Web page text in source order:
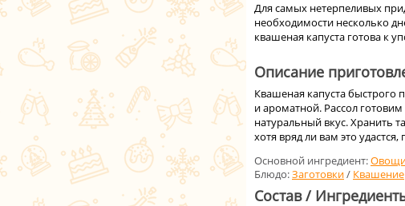
Для самых нетерпеливых
необходимости несколько
квашеная капуста готова к
Описание
Квашеная капуста быстрого
и ароматной. Рассол
натуральный вкус. Хранить
хотя вряд ли вам это
Основной ингредиент:
Блюдо:Заготовки/ Квашение
Состав /